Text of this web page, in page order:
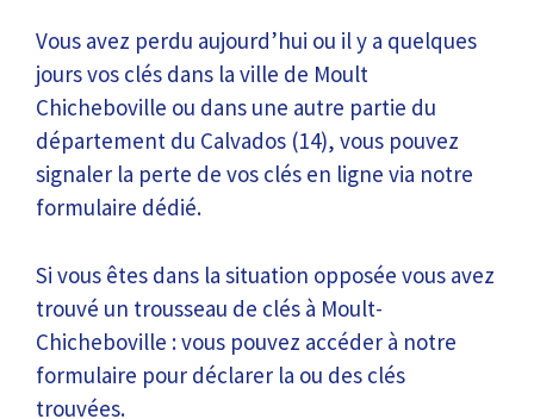
Vous avez perdu aujourd’hui ou il y a quelques
jours vos clés dans la ville de Moult
Chicheboville ou dans une autre partie du
département du Calvados (14), vous pouvez
signaler la perte de vos clés en ligne via notre
formulaire dédié.
Si vous êtes dans la situation opposée vous avez
trouvé un trousseau de clés à Moult-
Chicheboville : vous pouvez accéder à notre
formulaire pour déclarer la ou des clés
trouvées.